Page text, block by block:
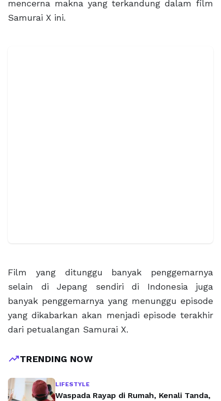
mencerna makna yang terkandung dalam film
Samurai X ini.
Film yang ditunggu banyak penggemarnya
selain di Jepang sendiri di Indonesia juga
banyak penggemarnya yang menunggu episode
yang dikabarkan akan menjadi episode terakhir
dari petualangan Samurai X.
trending_upTRENDING NOW
LIFESTYLE
Waspada Rayap di Rumah, Kenali Tanda,